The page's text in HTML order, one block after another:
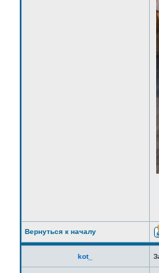
Вернуться к началу
kot_